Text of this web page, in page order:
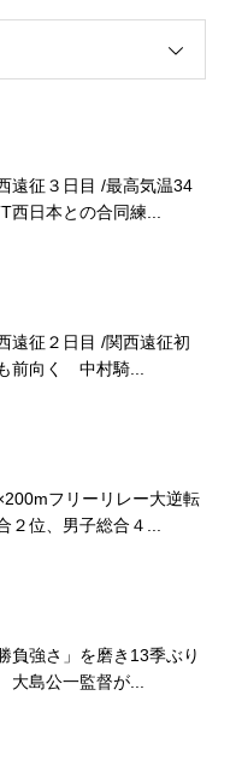
遠征３日目 /最高気温34
西日本との合同練...
遠征２日目 /関西遠征初
前向く 中村騎...
フリーリレー大逆転
位、男子総合４...
負強さ」を磨き13季ぶり
島公一監督が...